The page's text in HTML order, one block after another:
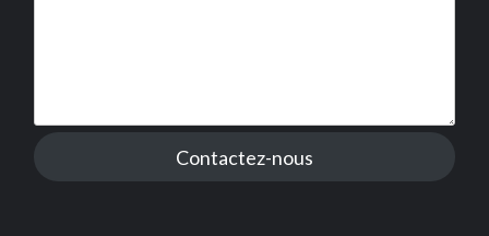
Contactez-nous